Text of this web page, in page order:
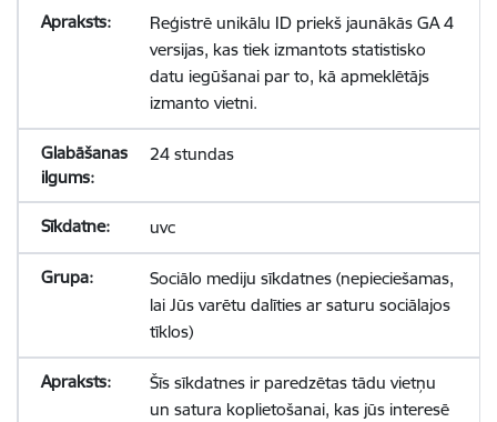
Reģistrē unikālu ID priekš jaunākās GA 4
versijas, kas tiek izmantots statistisko
datu iegūšanai par to, kā apmeklētājs
izmanto vietni.
24 stundas
uvc
Sociālo mediju sīkdatnes (nepieciešamas,
lai Jūs varētu dalīties ar saturu sociālajos
tīklos)
Šīs sīkdatnes ir paredzētas tādu vietņu
un satura koplietošanai, kas jūs interesē